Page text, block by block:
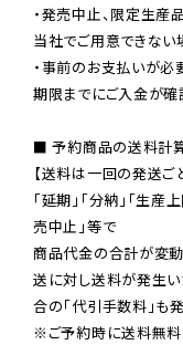
・発売中止、限定生
当社でご用意できない
・事前のお支払いが必
期限までにご入金が確
■ 予約商品の送料計
【送料は一回の発送ご
「延期」「分納」「生
売中止」等で
商品代金の合計が変動
送に対し送料が発生い
※ご予約時に送料無料